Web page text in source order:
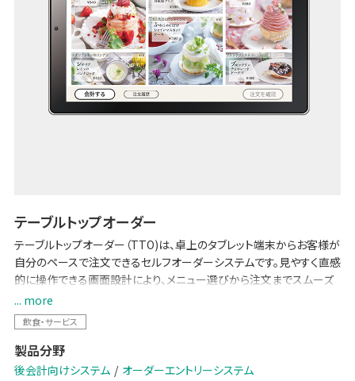
テーブルトップオーダー
テーブルトップオーダー（TTO)は、卓上のタブレット端末からお客様が
自分のペースで注文できるセルフオーダーシステムです。見やすく直感
的に操作できる画面設計により、メニュー選びから注文までスムーズ
に完結。POSレジや厨房システムとの連携によって注文内容が即時に
厨房へ伝達されるため、スピーディーな料理提供が可能です。
お客様の満足度を向上させるだけでなく、店舗運営の効率化や客単
価アップにも貢献します。
... more
飲食・サービス
製品分野
後会計向けシステム オーダーエントリーシステム